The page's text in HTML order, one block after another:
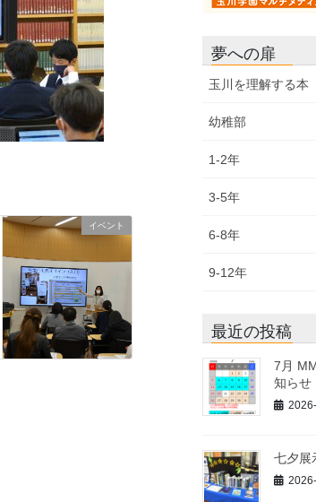
イベント
夢への扉
玉川を理解する本
幼稚部
1-2年
3-5年
6-8年
9-12年
最近の投稿
7月
知らせ
七夕展